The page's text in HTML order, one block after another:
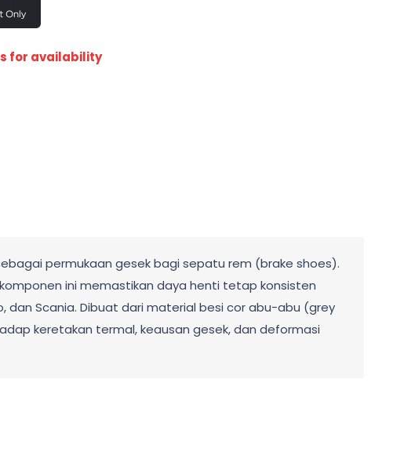
for availability
permukaan gesek bagi sepatu rem (brake shoes).
ini memastikan daya henti tetap konsisten
dan Scania. Dibuat dari material besi cor abu-abu (grey
keretakan termal, keausan gesek, dan deformasi